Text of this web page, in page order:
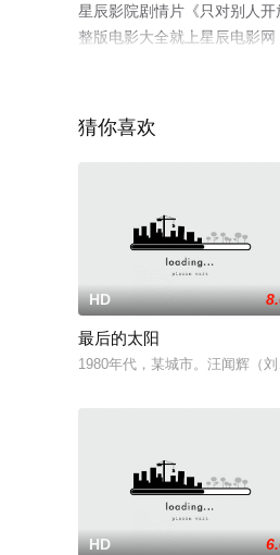
星辰影院剧情片《只对别人
整版电影大全就上星辰电影
猜你喜欢
HD
最后的太阳
1980年代，某城市。汪闻辉（
HD